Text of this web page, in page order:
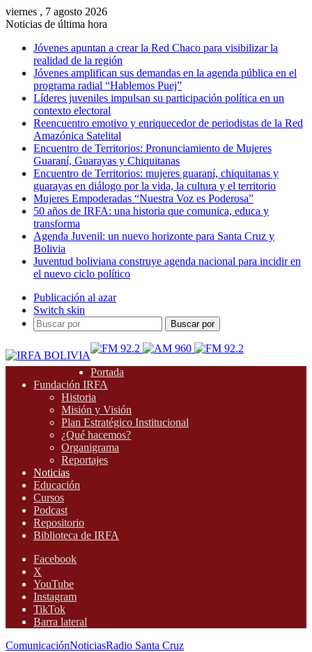
viernes , 7 agosto 2026
Noticias de última hora
Jóvenes apuntan a crear la Red Chaco para visibilizar la
realidad de la región
Jóvenes amplifican sus demandas en la agenda pública en el
programa radial “Hablemos Puej”
Líderes juveniles impulsan su participación política en un
contexto electoral
Reencuentro emotivo y enriquecedor de periodistas de la Red
Amazónica Satelital
Encuentro de Territorios: Pronunciamiento de Mujeres
Guaraní, Guarayas y Chiquitanas
Encuentro de Territorios: mujeres guaraní, chiquitanas y
guarayas en diálogo por la vida, la cultura y el territorio
Mujeres Empoderadas “Nuestra Voz es Poderosa”
50 años de IRFA: una historia que comunica, educa y
transforma
Agenda Juvenil: un nuevo horizonte para Santa Cruz y
Bolivia
Juventud boliviana construye agenda nacional para incidir en
el nuevo ciclo político
Publicación al azar
Switch skin
Buscar por
Portada
Fundación IRFA
Historia
Misión y Visión
Plan Estratégico Institucional
¿Qué hacemos?
Organigrama
Reportajes
Noticias
Educación
Cursos
Podcast
Repositorio
Biblioteca de IRFA
Facebook
X
YouTube
Instagram
TikTok
Barra lateral
ComunicaciónNoticiasRadio Santa Cruz